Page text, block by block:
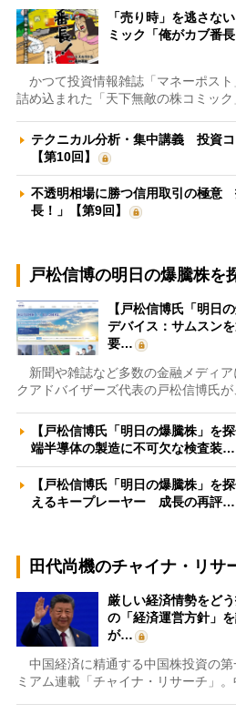
「売り時」を逃さな
ミック「俺がカブ番
かつて投資情報雑誌「マネーポス
詰め込まれた「天下無敵の株コミッ
テクニカル分析・集中講義 投資コ
【第10回】
不透明相場に勝つ信用取引の極意
長！」【第9回】
戸松信博の明日の爆騰株を
【戸松信博氏「明日
デバイス：サムスン
要…
新聞や雑誌など多数の金融メディ
クアドバイザーズ代表の戸松信博氏
【戸松信博氏「明日の爆騰株」を
端半導体の製造に不可欠な検査装…
【戸松信博氏「明日の爆騰株」を
えるキープレーヤー 成長の再評…
田代尚機のチャイナ・リサ
厳しい経済情勢をど
の「経済運営方針」
が…
中国経済に精通する中国株投資の第
ミアム連載「チャイナ・リサーチ」